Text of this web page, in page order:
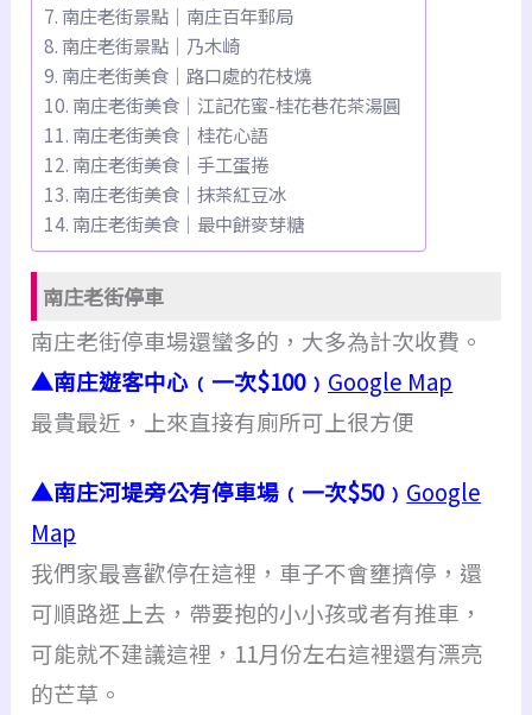
南庄老街景點｜南庄百年郵局
南庄老街景點｜乃木崎
南庄老街美食｜路口處的花枝燒
南庄老街美食｜江記花蜜-桂花巷花茶湯圓
南庄老街美食｜桂花心語
南庄老街美食｜手工蛋捲
南庄老街美食｜抹茶紅豆冰
南庄老街美食｜最中餅麥芽糖
南庄老街停車
南庄老街停車場還蠻多的，大多為計次收費。
▲南庄遊客中心﹙一次$100﹚ Google Map
最貴最近，上來直接有廁所可上很方便
▲南庄河堤旁公有停車場﹙一次$50﹚ Google
Map
我們家最喜歡停在這裡，車子不會壅擠停，還
可順路逛上去， 帶要抱的小小孩或者有推車，
可能就不建議這裡， 11月份左右這裡還有漂亮
的芒草。